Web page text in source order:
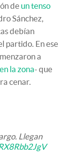
de un tenso
Sánchez,
debían
partido. En ese
a
la zona- que
cenar.
Llegan